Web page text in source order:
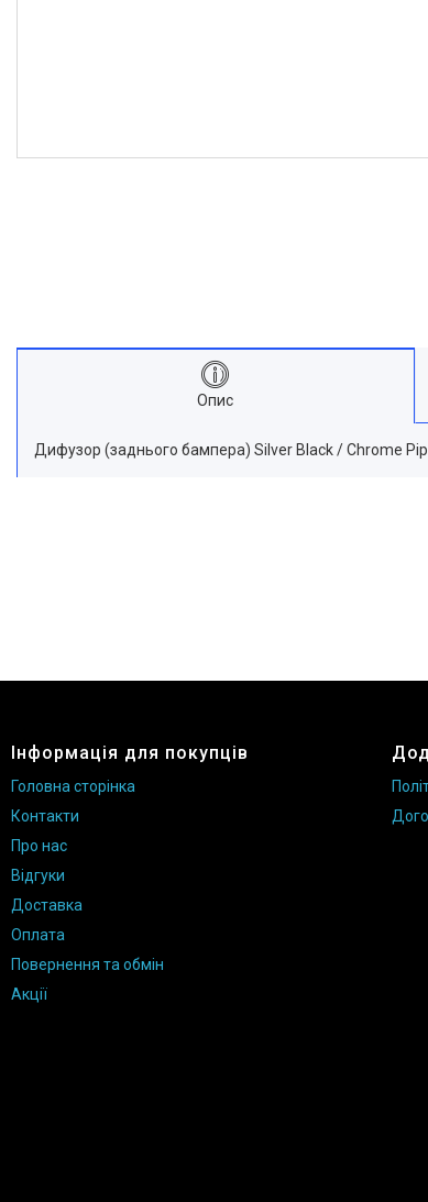
Опис
Дифузор (заднього бампера) Silver Black / Chrome
Інформація для покупців
Головна сторінка
Контакти
Про нас
Відгуки
Доставка
Оплата
Повернення та обмін
Акції